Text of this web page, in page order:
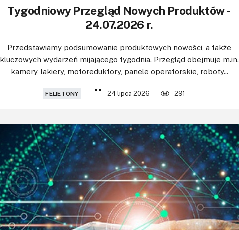
Tygodniowy Przegląd Nowych Produktów -
24.07.2026 r.
Przedstawiamy podsumowanie produktowych nowości, a także
kluczowych wydarzeń mijającego tygodnia. Przegląd obejmuje m.in.
kamery, lakiery, motoreduktory, panele operatorskie, roboty...
FELIETONY 24 lipca 2026 291